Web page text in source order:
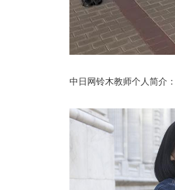
中日网铃木教师个人简介：